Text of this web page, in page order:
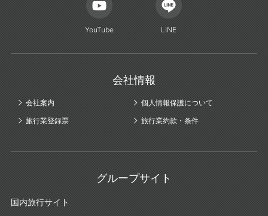
YouTube LINE
会社情報
会社案内
個人情報保護について
旅行業登録票
旅行業約款・条件
グループサイト
国内旅行サイト